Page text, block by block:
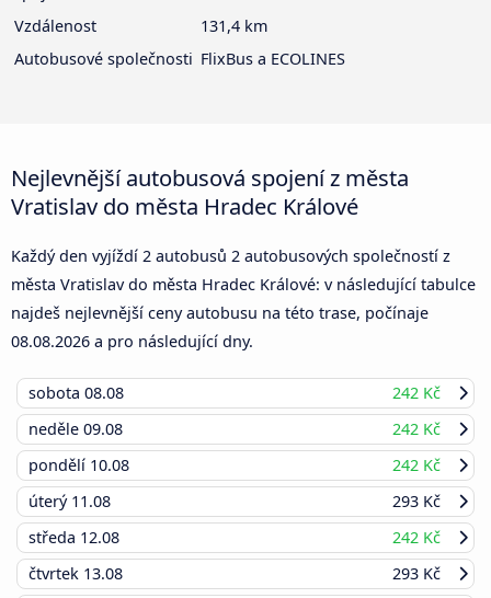
Vzdálenost
131,4 km
Autobusové společnosti FlixBus a ECOLINES
Nejlevnější autobusová spojení z města
Vratislav do města Hradec Králové
Každý den vyjíždí 2 autobusů 2 autobusových společností z
města Vratislav do města Hradec Králové: v následující tabulce
najdeš nejlevnější ceny autobusu na této trase, počínaje
08.08.2026 a pro následující dny.
sobota 08.08
242 Kč
neděle 09.08
242 Kč
pondělí 10.08
242 Kč
úterý 11.08
293 Kč
středa 12.08
242 Kč
čtvrtek 13.08
293 Kč